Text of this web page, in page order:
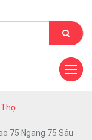
75 Ngang 75 Sâu